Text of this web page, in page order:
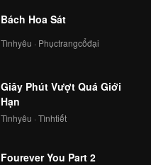
Attention(Moving
Ver.)
Still Monster(Moving
Ver.)
Bách Hoa Sát
Tìnhyêu · Phụctrangcổđại
Giây Phút Vượt Quá Giới
Hạn
Tìnhyêu · Tìnhtiết
Fourever You Part 2